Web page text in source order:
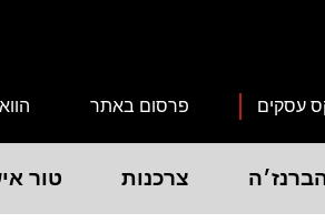
עסקים פרסום באתר
צרכנות טור